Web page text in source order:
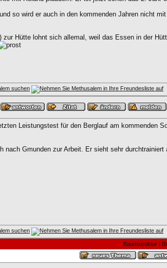
so wird er auch in den kommenden Jahren nicht
zur Hütte lohnt sich allemal, weil das Essen in der
Leistungstest für den Berglauf am kommenden
Gmunden zur Arbeit. Er sieht sehr durchtrainiert
Baumstruktur |